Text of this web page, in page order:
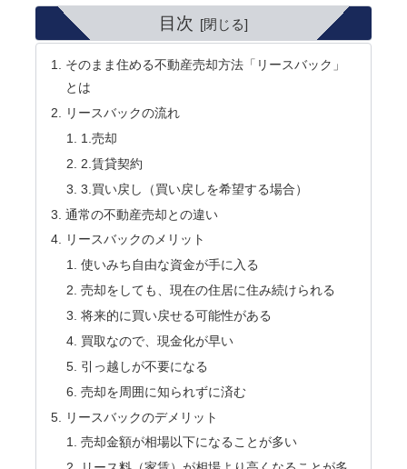
目次
そのまま住める不動産売却方法「リースバック」
とは
リースバックの流れ
1.売却
2.賃貸契約
3.買い戻し（買い戻しを希望する場合）
通常の不動産売却との違い
リースバックのメリット
使いみち自由な資金が手に入る
売却をしても、現在の住居に住み続けられる
将来的に買い戻せる可能性がある
買取なので、現金化が早い
引っ越しが不要になる
売却を周囲に知られずに済む
リースバックのデメリット
売却金額が相場以下になることが多い